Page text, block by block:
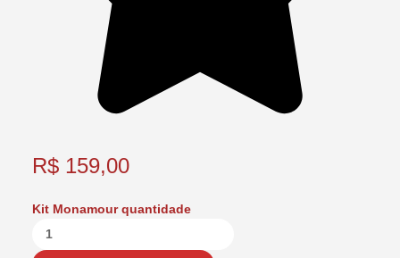
R$ 159,00
Kit Monamour quantidade